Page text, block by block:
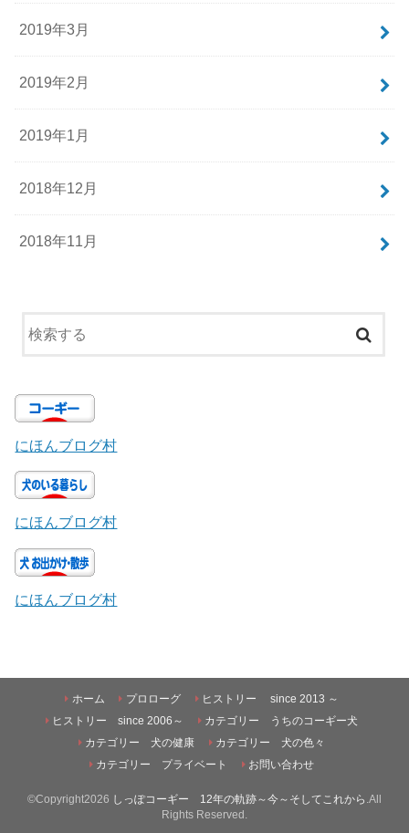
2019年3月
2019年2月
2019年1月
2018年12月
2018年11月
にほんブログ村
にほんブログ村
にほんブログ村
ホーム プロローグ
ヒストリー since 2013 ～
ヒストリー since 2006～
カテゴリー うちのコーギー犬
カテゴリー 犬の健康
カテゴリー 犬の色々
カテゴリー プライベート
お問い合わせ
©Copyright2026 しっぽコーギー 12年の軌跡～今～そしてこれから .All
Rights Reserved.